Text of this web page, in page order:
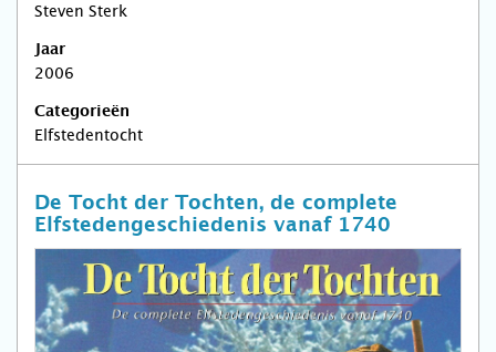
Steven Sterk
Jaar
2006
Categorieën
Elfstedentocht
De Tocht der Tochten, de complete
Elfstedengeschiedenis vanaf 1740